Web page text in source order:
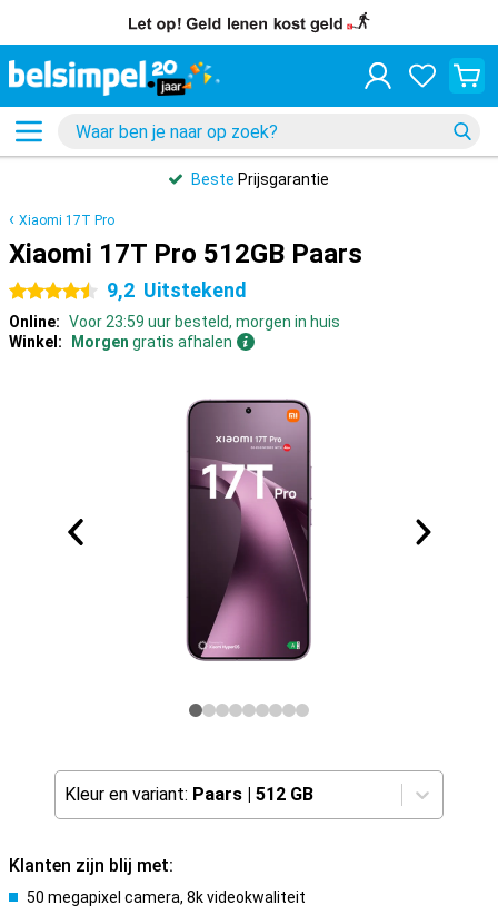
Beste Prijsgarantie
Xiaomi 17T Pro
Xiaomi 17T Pro 512GB Paars
4.5 sterren 9,2 Uitstekend
Online: Voor 23:59 uur besteld, morgen in huis
Winkel:
Morgen gratis afhalen
Kleur en variant: Paars | 512 GB
Klanten zijn blij met:
50 megapixel camera, 8k videokwaliteit